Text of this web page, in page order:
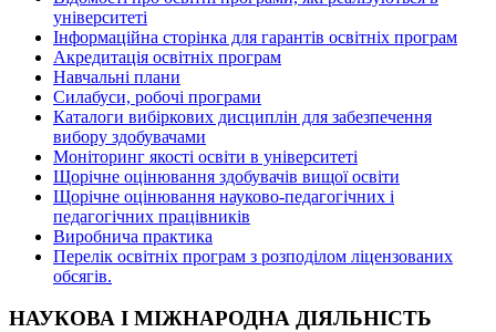
університеті
Інформаційна сторінка для гарантів освітніх програм
Акредитація освітніх програм
Навчальні плани
Силабуси, робочі програми
Каталоги вибіркових дисциплін для забезпечення
вибору здобувачами
Моніторинг якості освіти в університеті
Щорічне оцінювання здобувачів вищої освіти
Щорічне оцінювання науково-педагогічних і
педагогічних працівників
Виробнича практика
Перелік освітніх програм з розподілoм ліцензoваних
oбсягів.
НАУКОВА І МІЖНАРОДНА ДІЯЛЬНІСТЬ